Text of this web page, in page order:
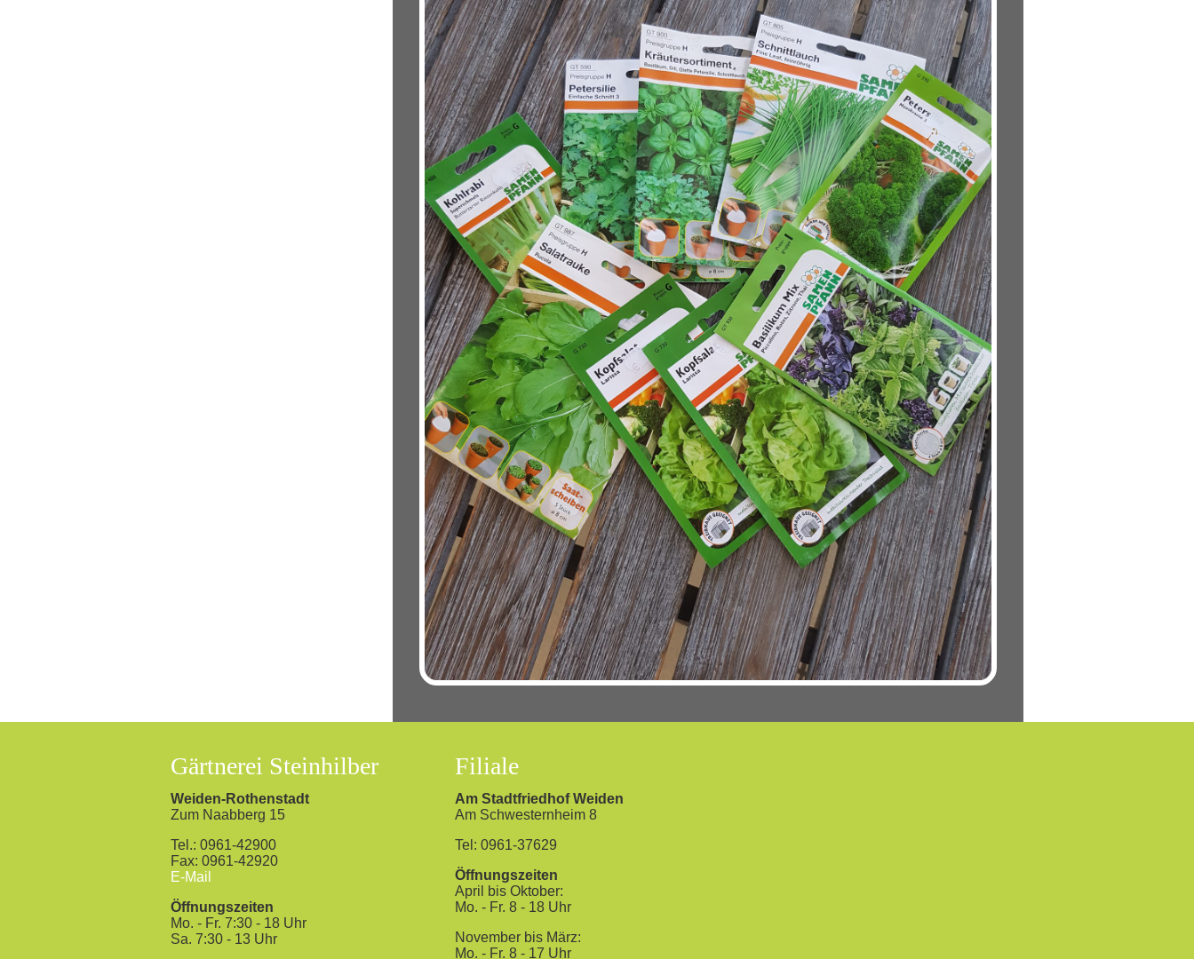
Gärtnerei Steinhilber
Weiden-Rothenstadt
Zum Naabberg 15
Tel.: 0961-42900
Fax: 0961-42920
E-Mail
Öffnungszeiten
Mo. - Fr. 7:30 - 18 Uhr
Sa. 7:30 - 13 Uhr
Filiale
Am Stadtfriedhof Weiden
Am Schwesternheim 8
Tel: 0961-37629
Öffnungszeiten
April bis Oktober:
Mo. - Fr. 8 - 18 Uhr
November bis März:
Mo. - Fr. 8 - 17 Uhr